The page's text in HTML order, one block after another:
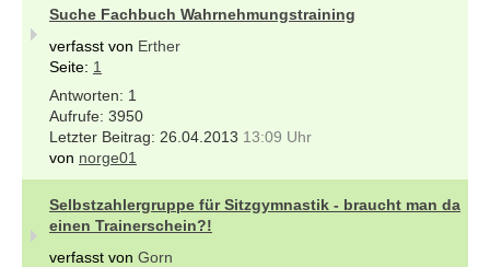
Suche Fachbuch Wahrnehmungstraining
verfasst von Erther
Seite: 1
1
3950
26.04.2013 13:09 Uhr
von norge01
Selbstzahlergruppe für Sitzgymnastik - braucht man da
einen Trainerschein?!
verfasst von Gorn